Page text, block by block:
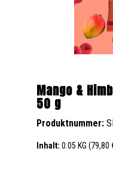
Mango &
50 g
Produktnummer:
Inhalt: 0.05 KG (79,80